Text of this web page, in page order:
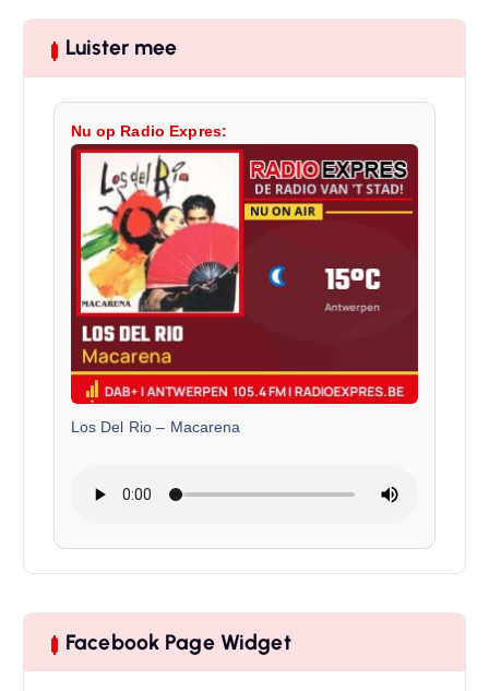
Luister mee
Nu op Radio Expres:
Los Del Rio – Macarena
Facebook Page Widget